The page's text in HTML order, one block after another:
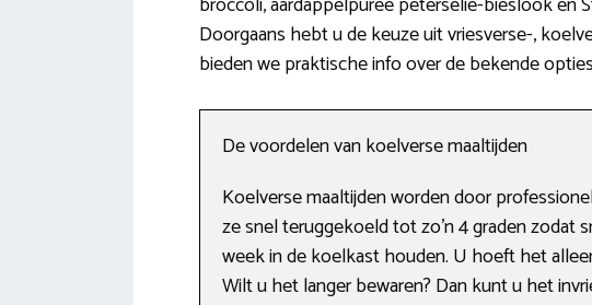
Doorgaans hebt u de keuze uit vriesverse-,
bieden we praktische info over de bekende
De voordelen van koelverse maaltijden
Koelverse maaltijden worden door
ze snel teruggekoeld tot zo’n 4 graden zodat
week in de koelkast houden. U hoeft het
Wilt u het langer bewaren? Dan kunt u het